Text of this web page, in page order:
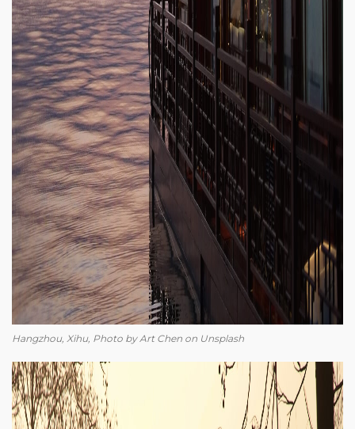
Hangzhou, Xihu, Photo by Art Chen on Unsplash